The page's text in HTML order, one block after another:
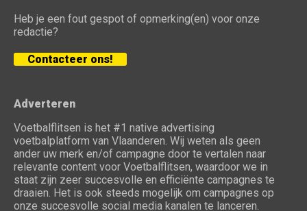
Heb je een fout gespot of opmerking(en) voor onze
redactie?
Contacteer ons!
Adverteren
Voetbalflitsen is het #1 native advertising
voetbalplatform van Vlaanderen. Wij weten als geen
ander uw merk en/of campagne door te vertalen naar
relevante content voor Voetbalflitsen, waardoor we in
staat zijn zeer succesvolle en efficiënte campagnes te
draaien. Het is ook steeds mogelijk om campagnes op
onze succesvolle social media kanalen te lanceren.